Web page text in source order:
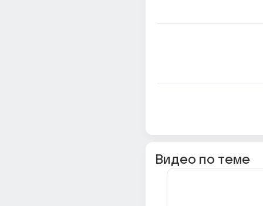
Видео по теме